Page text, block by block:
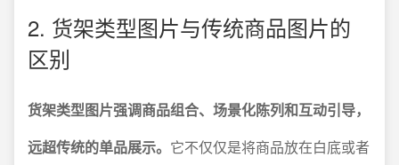
2. 货架类型图片与传统商品图片的
区别
货架类型图片强调商品组合、场景化陈列和互动引导，
远超传统的单品展示。 它不仅仅是将商品放在白底或者